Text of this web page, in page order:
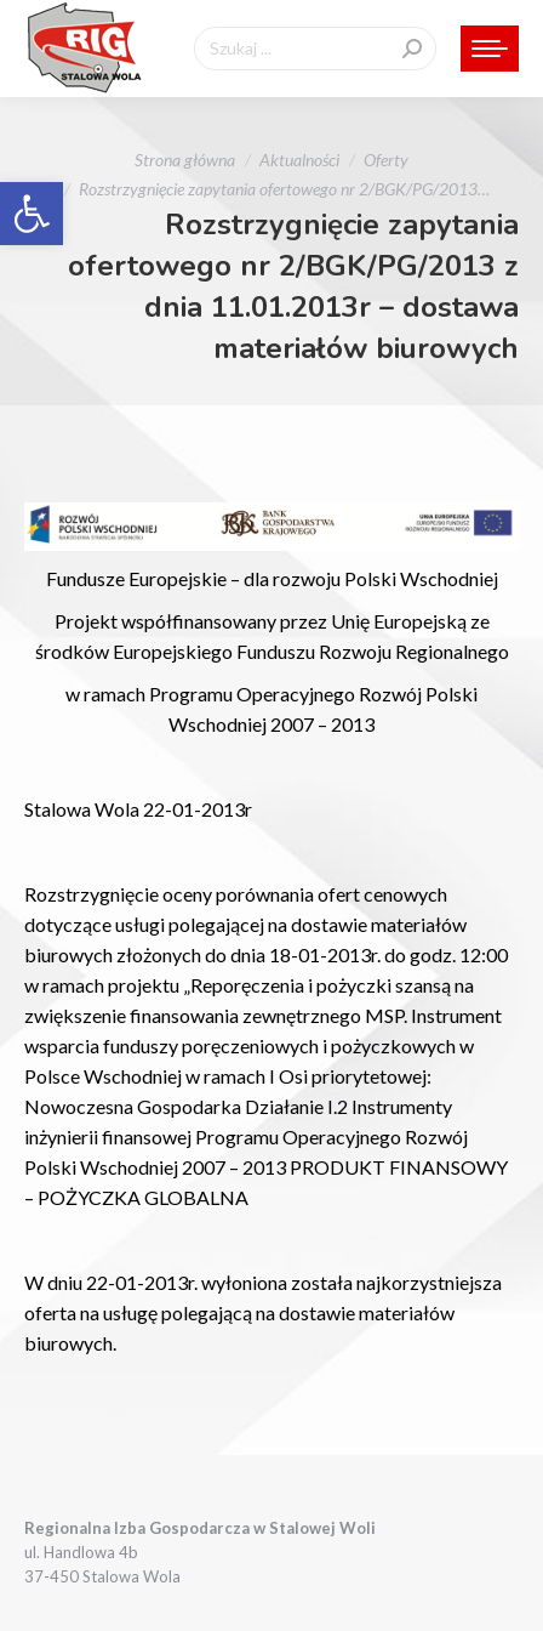
Otwórz pasek narzędzi
Szukaj:
Strona główna Aktualności
Oferty
Rozstrzygnięcie zapytania ofertowego nr 2/BGK/PG/2013…
Rozstrzygnięcie zapytania
ofertowego nr 2/BGK/PG/2013 z
dnia 11.01.2013r – dostawa
materiałów biurowych
Fundusze Europejskie – dla rozwoju Polski Wschodniej
Projekt współfinansowany przez Unię Europejską ze
środków Europejskiego Funduszu Rozwoju Regionalnego
w ramach Programu Operacyjnego Rozwój Polski
Wschodniej 2007 – 2013
Stalowa Wola 22-01-2013r
Rozstrzygnięcie oceny porównania ofert cenowych
dotyczące usługi polegającej na dostawie materiałów
biurowych złożonych do dnia 18-01-2013r. do godz. 12:00
w ramach projektu „Reporęczenia i pożyczki szansą na
zwiększenie finansowania zewnętrznego MSP. Instrument
wsparcia funduszy poręczeniowych i pożyczkowych w
Polsce Wschodniej w ramach I Osi priorytetowej:
Nowoczesna Gospodarka Działanie I.2 Instrumenty
inżynierii finansowej Programu Operacyjnego Rozwój
Polski Wschodniej 2007 – 2013 PRODUKT FINANSOWY
– POŻYCZKA GLOBALNA
W dniu 22-01-2013r. wyłoniona została najkorzystniejsza
oferta na usługę polegającą na dostawie materiałów
biurowych.
Regionalna Izba Gospodarcza w Stalowej Woli
ul. Handlowa 4b
37-450 Stalowa Wola